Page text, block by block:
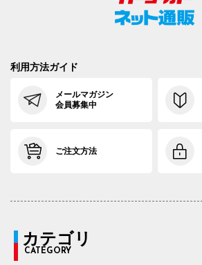
利用方法ガイド
メールマガジン
会員募集中
ご注文方法
カテゴリ
CATEGORY